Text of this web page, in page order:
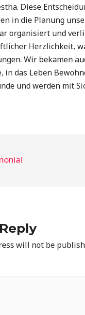
Diese
in die Planung
organisiert und
Herzlichkeit,
Wir bekamen
in das Leben
und werden mit
will not be